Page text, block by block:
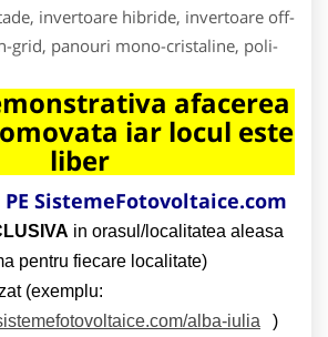
invertoare hibride, invertoare off-
grid, panouri mono-cristaline, poli-
afacerea
iar locul este
liber
PE SistemeFotovoltaice.com
in orasul/localitatea aleasa
pentru fiecare localitate)
(exemplu:
alba-iulia
)